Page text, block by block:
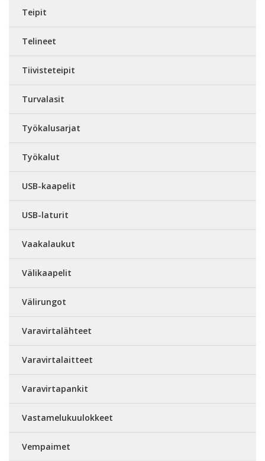
Teipit
Telineet
Tiivisteteipit
Turvalasit
Työkalusarjat
Työkalut
USB-kaapelit
USB-laturit
Vaakalaukut
Välikaapelit
Välirungot
Varavirtalähteet
Varavirtalaitteet
Varavirtapankit
Vastamelukuulokkeet
Vempaimet